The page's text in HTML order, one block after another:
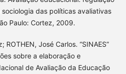
das políticas avaliativas
Paulo: Cortez, 2009.
ROTHEN, José Carlos. “SINAES”
sobre a elaboração e
de Avaliação da Educação